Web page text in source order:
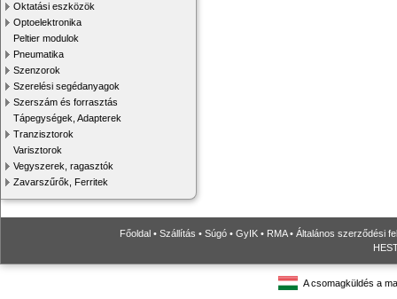
Oktatási eszközök
Optoelektronika
Peltier modulok
Pneumatika
Szenzorok
Szerelési segédanyagok
Szerszám és forrasztás
Tápegységek, Adapterek
Tranzisztorok
Varisztorok
Vegyszerek, ragasztók
Zavarszűrők, Ferritek
Főoldal • Szállítás • Súgó • GyIK • RMA• Általános szerződési
A csomagküldés a